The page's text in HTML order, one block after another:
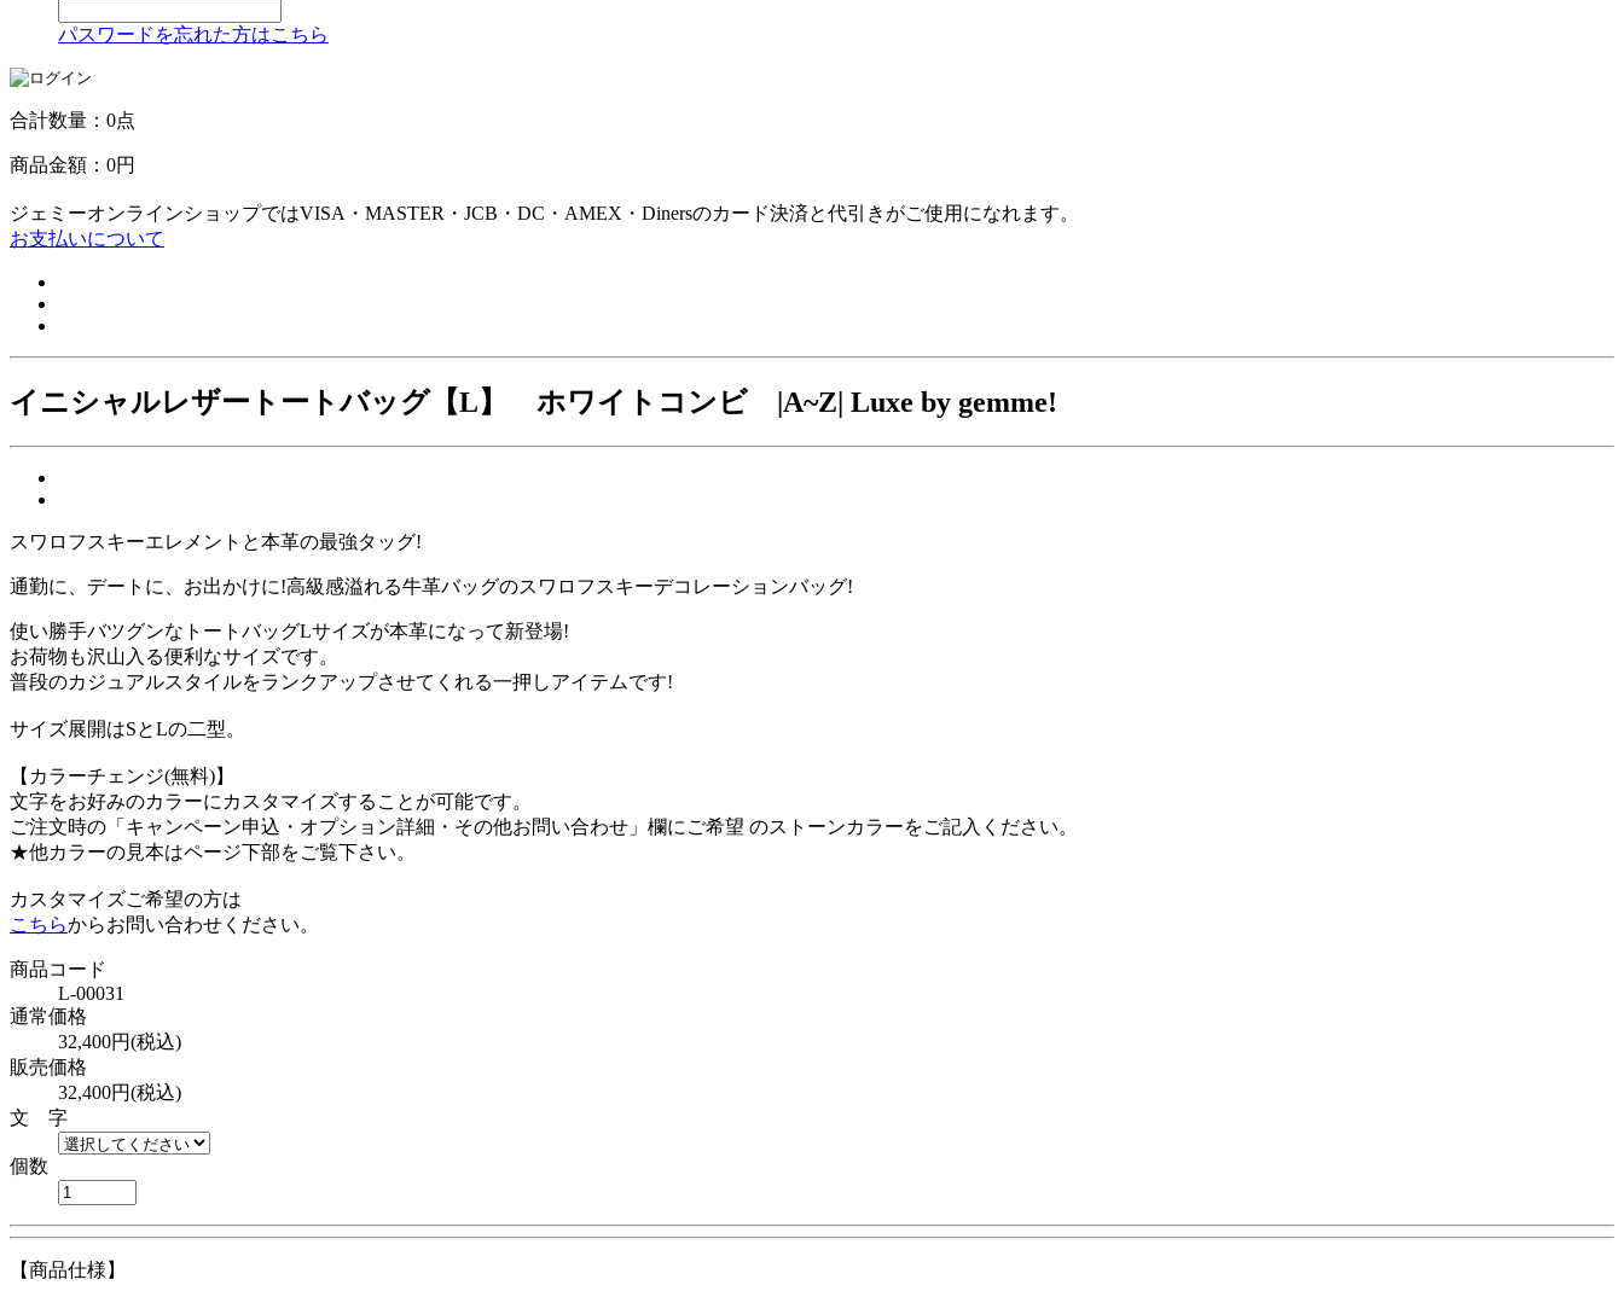
パスワードを忘れた方はこちら
合計数量：0点
商品金額：0円
ジェミーオンラインショップではVISA・MASTER・JCB・DC・AMEX・Dinersのカード決済と代引きがご使用になれます。
お支払いについて
イニシャルレザートートバッグ【L】 ホワイトコンビ |A~Z| Luxe by gemme!
スワロフスキーエレメントと本革の最強タッグ!
通勤に、デートに、お出かけに!高級感溢れる牛革バッグのスワロフスキーデコレーションバッグ!
使い勝手バツグンなトートバッグLサイズが本革になって新登場!
お荷物も沢山入る便利なサイズです。
普段のカジュアルスタイルをランクアップさせてくれる一押しアイテムです!
サイズ展開はSとLの二型。
【カラーチェンジ(無料)】
文字をお好みのカラーにカスタマイズすることが可能です。
ご注文時の「キャンペーン申込・オプション詳細・その他お問い合わせ」欄にご希望 のストーンカラーをご記入ください。
★他カラーの見本はページ下部をご覧下さい。
カスタマイズご希望の方は
こちらからお問い合わせください。
商品コード
L-00031
通常価格
32,400円(税込)
販売価格
32,400円(税込)
文 字
個数
【商品仕様】